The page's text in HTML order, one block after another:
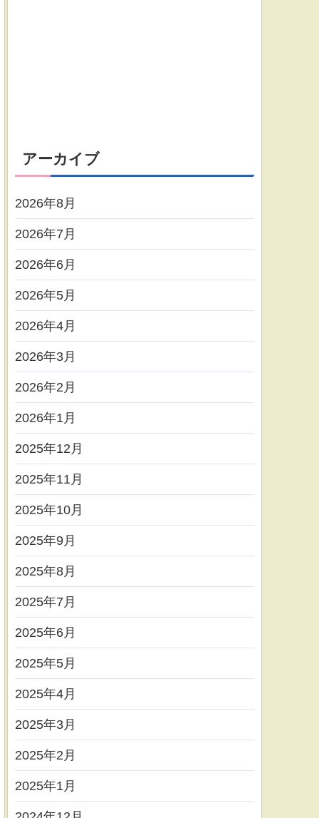
アーカイブ
2026年8月
2026年7月
2026年6月
2026年5月
2026年4月
2026年3月
2026年2月
2026年1月
2025年12月
2025年11月
2025年10月
2025年9月
2025年8月
2025年7月
2025年6月
2025年5月
2025年4月
2025年3月
2025年2月
2025年1月